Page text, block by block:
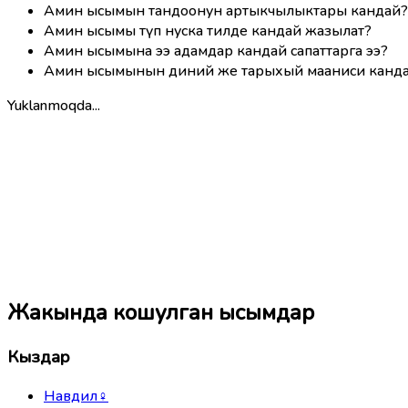
Амин ысымын тандоонун артыкчылыктары кандай?
Амин ысымы түп нуска тилде кандай жазылат?
Амин ысымына ээ адамдар кандай сапаттарга ээ?
Амин ысымынын диний же тарыхый мааниси
Yuklanmoqda...
Жакында кошулган ысымдар
Кыздар
Навдил♀